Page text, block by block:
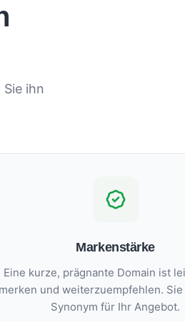
ihn
Markenstärke
Eine kurze, prägnante Domain ist
merken und weiterzuempfehlen.
Synonym für Ihr Angebot.